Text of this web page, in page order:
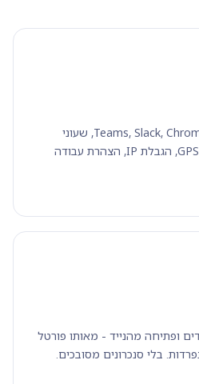
החתמה דרך אפליקציה, Teams, Slack, Chrome, שעוני
נוכחות או ישירות מהדלת. GPS, הגבלת IP, הצהרת עבודה
ופתיחה מהנייד - מאותו פורטל
בלי סנכרונים מסובכים.